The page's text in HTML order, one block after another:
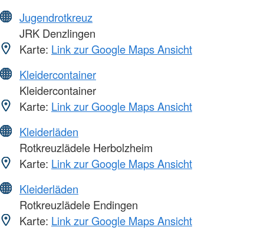
Jugendrotkreuz
JRK Denzlingen
Karte: Link zur Google Maps Ansicht
Kleidercontainer
Kleidercontainer
Karte: Link zur Google Maps Ansicht
Kleiderläden
Rotkreuzlädele Herbolzheim
Karte: Link zur Google Maps Ansicht
Kleiderläden
Rotkreuzlädele Endingen
Karte: Link zur Google Maps Ansicht